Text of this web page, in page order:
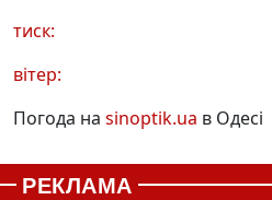
тиск:
вітер:
Погода на sinoptik.ua в Одесі
РЕКЛАМА